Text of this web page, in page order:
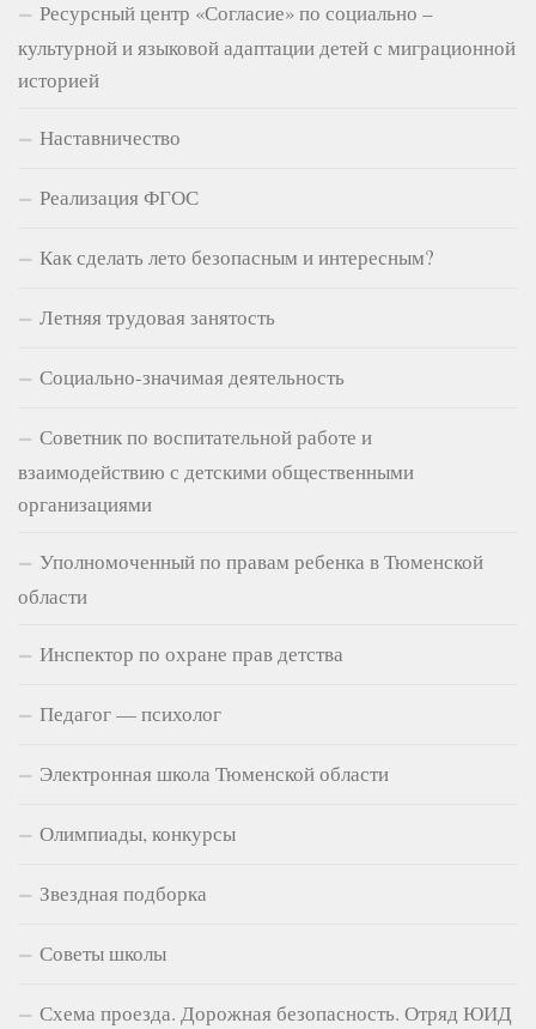
Ресурсный центр «Согласие» по социально –
культурной и языковой адаптации детей с миграционной
историей
Наставничество
Реализация ФГОС
Как сделать лето безопасным и интересным?
Летняя трудовая занятость
Социально-значимая деятельность
Советник по воспитательной работе и
взаимодействию с детскими общественными
организациями
Уполномоченный по правам ребенка в Тюменской
области
Инспектор по охране прав детства
Педагог — психолог
Электронная школа Тюменской области
Олимпиады, конкурсы
Звездная подборка
Советы школы
Схема проезда. Дорожная безопасность. Отряд ЮИД